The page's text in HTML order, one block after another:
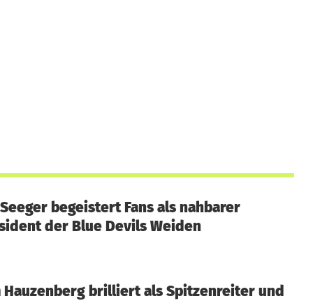
begeistert Fans als nahbarer
der Blue Devils Weiden
Hauzenberg brilliert als Spitzenreiter und